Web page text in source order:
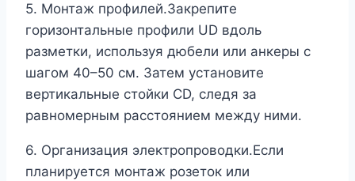
5. Монтаж профилей.Закрепите
горизонтальные профили UD вдоль
разметки, используя дюбели или анкеры с
шагом 40–50 см. Затем установите
вертикальные стойки CD, следя за
равномерным расстоянием между ними.
6. Организация электропроводки.Если
планируется монтаж розеток или